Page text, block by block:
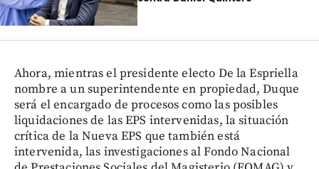
Ahora, mientras el presidente electo De la Espriella
nombre a un superintendente en propiedad, Duque
será el encargado de procesos como las posibles
liquidaciones de las EPS intervenidas, la situación
crítica de la Nueva EPS que también está
intervenida, las investigaciones al Fondo Nacional